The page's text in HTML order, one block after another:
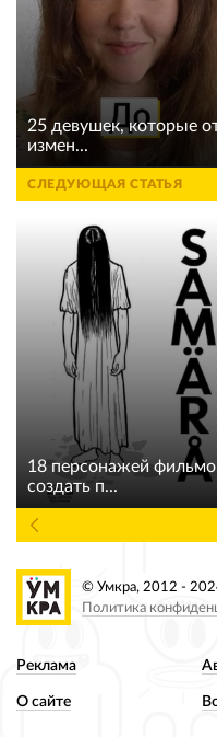
25 девушек, которые
измен...
СЛЕДУЮЩАЯ СТАТЬЯ
18 персонажей
создать п...
Реклама
О сайте
© Умкра, 2012 -
Политика